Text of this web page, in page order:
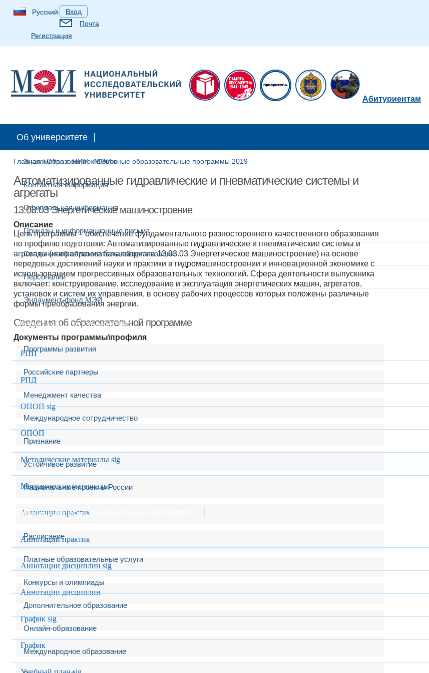
Русский
Вход
Почта
Регистрация
Абитуриентам
Об университете
Знакомство с НИУ «МЭИ»
Контактная информация
Официальная информация
Приказы и информационные письма
Сведения об образовательной организации
Персоналии
Эндаумент-фонд МЭИ
Развитие и сотрудничество
Программы развития
Российские партнеры
Менеджмент качества
Международное сотрудничество
Признание
Устойчивое развитие
Национальные проекты России
ОбразованиеВыбранный в данный момент
Расписание
Платные образовательные услуги
Конкурсы и олимпиады
Дополнительное образование
Онлайн-образование
Международное образование
Главная/Образование/Основные образовательные программы 2019
Автоматизированные гидравлические и пневматические системы и
агрегаты
13.03.03 Энергетическое машиностроение
Описание
Цель программы – обеспечение фундаментального разностороннего качественного образования
по профилю подготовки: Автоматизированные гидравлические и пневматические системы и
агрегаты (направление бакалавриата 13.03.03 Энергетическое машиностроение) на основе
передовых достижений науки и практики в гидромашиностроении и инновационной экономике с
использованием прогрессивных образовательных технологий. Сфера деятельности выпускника
включает: конструирование, исследование и эксплуатация энергетических машин, агрегатов,
установок и систем их управления, в основу рабочих процессов которых положены различные
формы преобразования энергии.
Сведения об образовательной программе
Документы программы\профиля
РПП
РПД
ОПОП sig
ОПОП
Методические материалы sig
Методические материалы
Аннотации практик
Аннотации практик
Аннотации дисциплин sig
Аннотации дисциплин
График sig
График